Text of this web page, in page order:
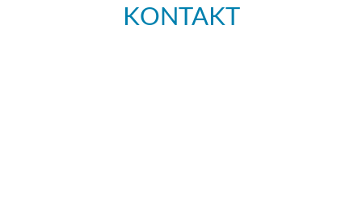
KONTAKT